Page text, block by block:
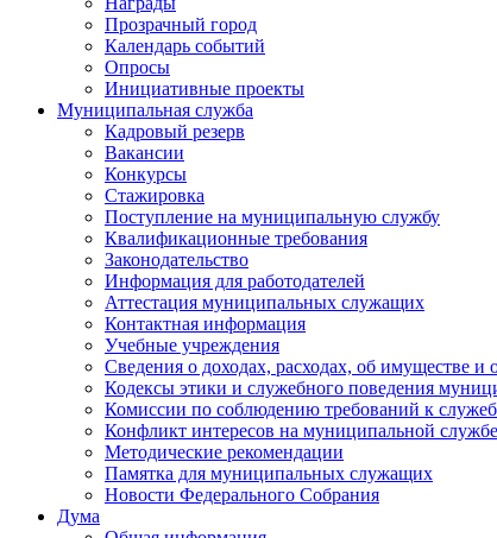
Прозрачный город
Календарь событий
Опросы
Инициативные проекты
Муниципальная служба
Кадровый резерв
Вакансии
Конкурсы
Стажировка
Поступление на муниципальную службу
Квалификационные требования
Законодательство
Информация для работодателей
Аттестация муниципальных служащих
Контактная информация
Учебные учреждения
Сведения о доходах, расходах, об имуществе и
Кодексы этики и служебного поведения
Комиссии по соблюдению требований к
Конфликт интересов на муниципальной службе
Методические рекомендации
Памятка для муниципальных служащих
Новости Федерального Cобрания
Дума